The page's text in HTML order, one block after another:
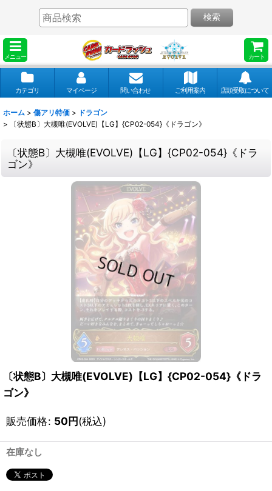
メニュー カート
検索
カテゴリ マイページ 問い合わせ ご利用案内 店頭受取について
ホーム > 傷アリ特価 > ドラゴン
>
〔状態B〕大槻唯(EVOLVE)【LG】{CP02-054}《ドラゴン》
〔状態B〕大槻唯(EVOLVE)【LG】{CP02-054}《ドラ
ゴン》
〔状態B〕大槻唯(EVOLVE)【LG】{CP02-054}《ドラ
ゴン》
販売価格: 50円(税込)
在庫なし